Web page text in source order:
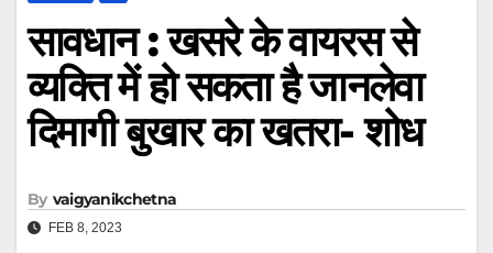
सावधान : खसरे के वायरस से
व्यक्ति में हो सकता है जानलेवा
दिमागी बुखार का खतरा- शोध
By vaigyanikchetna
FEB 8, 2023